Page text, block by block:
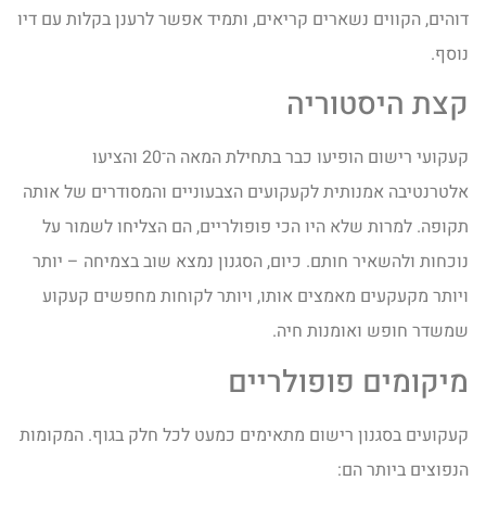
דוהים, הקווים נשארים קריאים, ותמיד אפשר לרענן בקלות עם דיו
נוסף.
קצת היסטוריה
קעקועי רישום הופיעו כבר בתחילת המאהה־
20 והציעו
אלטרנטיבה אמנותית לקעקועים הצבעוניים והמסודרים של אותה
תקופה. למרות שלא היו הכי פופולריים, הם הצליחו לשמור על
נוכחות ולהשאיר חותם. כיום, הסגנון נמצא שוב בצמיחה – יותר
ויותר מקעקעים מאמצים אותו, ויותר לקוחות מחפשים קעקוע
שמשדר חופש ואומנות חיה.
מיקומים פופולריים
קעקועים בסגנון רישום מתאימים כמעט לכל חלק בגוף. המקומות
הנפוצים ביותר הם: